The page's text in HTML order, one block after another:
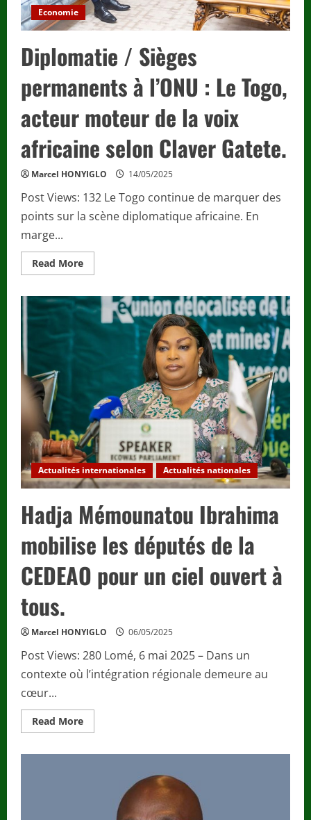
Economie
Diplomatie / Sièges
permanents à l’ONU : Le Togo,
acteur moteur de la voix
africaine selon Claver Gatete.
Marcel HONYIGLO 14/05/2025
Post Views: 132 Le Togo continue de marquer des
points sur la scène diplomatique africaine. En
marge...
Read MoreRead
more
/
Sièges
permanents
Le
moteur
de
la
voix
africaine
selon
Claver
Gatete.
Actualités internationales Actualités nationales
Hadja Mémounatou Ibrahima
mobilise les députés de la
CEDEAO pour un ciel ouvert à
tous.
Marcel HONYIGLO 06/05/2025
Post Views: 280 Lomé, 6 mai 2025 – Dans un
contexte où l’intégration régionale demeure au
cœur...
Read MoreRead
more
députés